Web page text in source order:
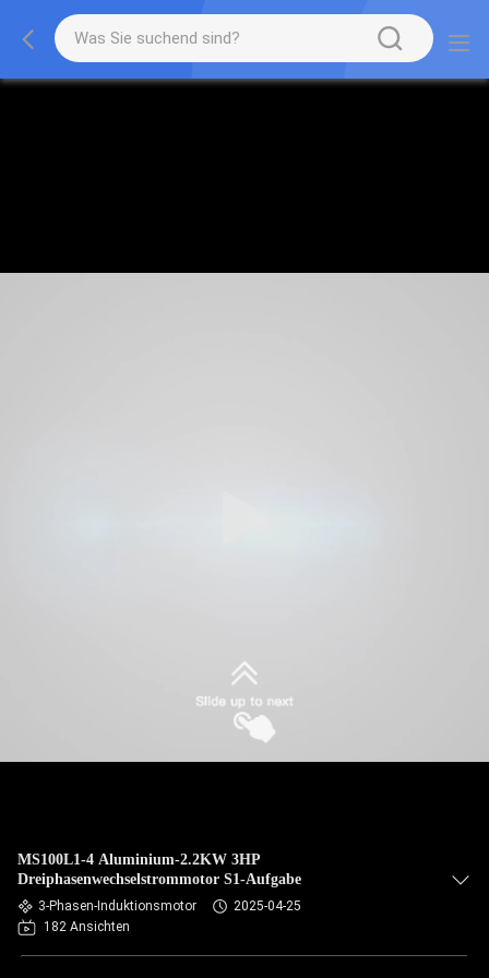
MS100L1-4 Aluminium-2.2KW 3HP
Dreiphasenwechselstrommotor S1-Aufgabe
3-Phasen-Induktionsmotor
2025-04-25
182 Ansichten